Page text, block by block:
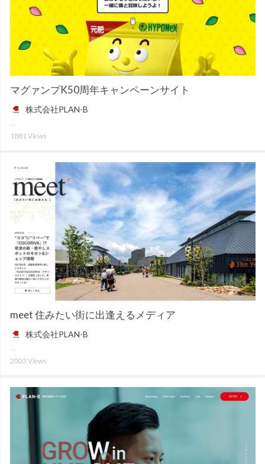
マグァンプK50周年キャンペーンサイト
株式会社PLAN-B
1881Views
meet 住みたい街に出逢えるメディア
株式会社PLAN-B
2003 Views